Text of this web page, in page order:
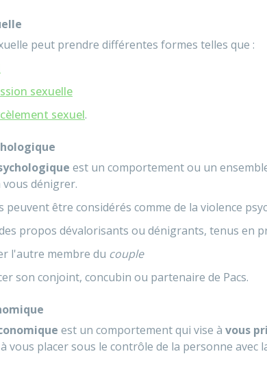
peut prendre différentes formes telles que :
sexuelle
sexuel.
est un comportement ou un
dénigrer.
peuvent être considérés comme de la violence
propos dévalorisants ou dénigrants, tenus en
l'autre membre du couple
son conjoint, concubin ou partenaire de Pacs.
est un comportement qui vise à vous
vous placer sous le contrôle de la personne avec